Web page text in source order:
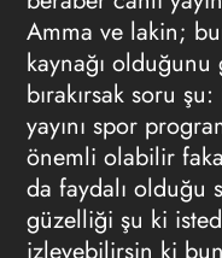
Amma ve lakin;
kaynağı
bırakırsak soru
yayını spor
önemli olabilir
da faydalı olduğu
güzelliği şu ki